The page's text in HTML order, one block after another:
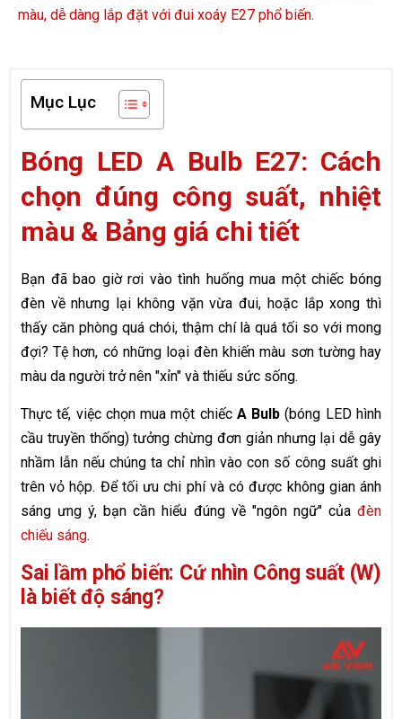
màu, dễ dàng lắp đặt với đui xoáy E27 phổ biến.
Mục Lục
Bóng LED A Bulb E27: Cách
chọn đúng công suất, nhiệt
màu & Bảng giá chi tiết
Bạn đã bao giờ rơi vào tình huống mua một chiếc bóng
đèn về nhưng lại không vặn vừa đui, hoặc lắp xong thì
thấy căn phòng quá chói, thậm chí là quá tối so với mong
đợi? Tệ hơn, có những loại đèn khiến màu sơn tường hay
màu da người trở nên "xỉn" và thiếu sức sống.
Thực tế, việc chọn mua một chiếc A Bulb (bóng LED hình
cầu truyền thống) tưởng chừng đơn giản nhưng lại dễ gây
nhầm lẫn nếu chúng ta chỉ nhìn vào con số công suất ghi
trên vỏ hộp. Để tối ưu chi phí và có được không gian ánh
sáng ưng ý, bạn cần hiểu đúng về "ngôn ngữ" của đèn
chiếu sáng.
Sai lầm phổ biến: Cứ nhìn Công suất (W)
là biết độ sáng?